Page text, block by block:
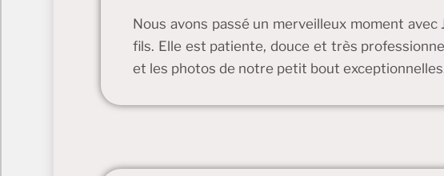
Nous avons passé un merveilleux moment
fils. Elle est patiente, douce et très
et les photos de notre petit bout